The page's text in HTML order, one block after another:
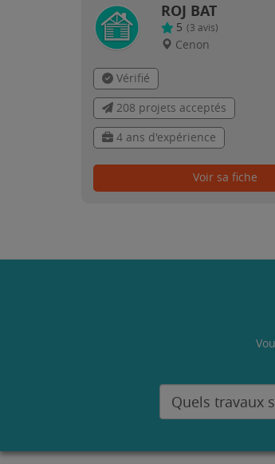
ROJ BAT
5 (3 avis)
Cenon
Vérifié
208 projets acceptés
4 ans d'expérience
Voir sa fiche